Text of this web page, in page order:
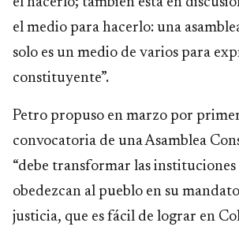
el medio para hacerlo: una
solo es un medio de varios para
constituyente”.
Petro propuso en marzo por
convocatoria de una Asamblea
“debe transformar las instituciones
obedezcan al pueblo en su
justicia, que es fácil de lograr en